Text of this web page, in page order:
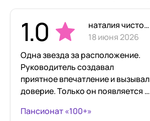
1.0
наталия чистова
18 июня 2026
Одна звезда за расположение.
Руководитель создавал
приятное впечатление и вызывал
доверие. Только он появляется в
появляется новый клиент!
Пансионат «100+»